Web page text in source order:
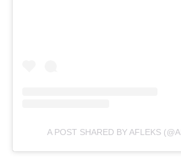
A POST SHARED BY AFLEKS